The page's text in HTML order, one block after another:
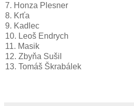
7. Honza Plesner
8. Krťa
9. Kadlec
10. Leoš Endrych
11. Masik
12. Zbyňa Sušil
13. Tomáš Škrabálek